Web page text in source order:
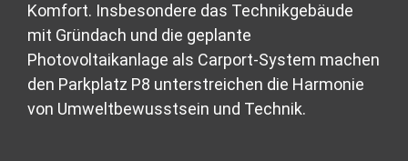
Komfort. Insbesondere das Technikgebäude
mit Gründach und die geplante
Photovoltaikanlage als Carport-System machen
den Parkplatz P8 unterstreichen die Harmonie
von Umweltbewusstsein und Technik.